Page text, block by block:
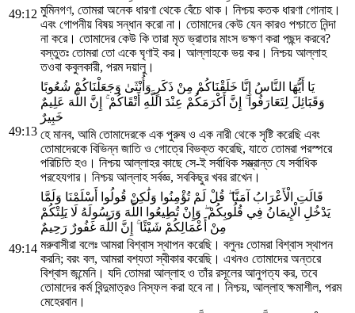
49:12 মুমিনগণ, তোমরা অনেক ধারণা থেকে বেঁচে থাক। নিশ্চয় কতক ধারণা গোনাহ।
এবং গোপনীয় বিষয় সন্ধান করো না। তোমাদের কেউ যেন কারও পশ্চাতে নিন্দা
না করে। তোমাদের কেউ কি তারা মৃত ভ্রাতার মাংস ভক্ষণ করা পছন্দ করবে?
বস্তুতঃ তোমরা তো একে ঘৃণাই কর। আল্লাহকে ভয় কর। নিশ্চয় আল্লাহ
তওবা কবুলকারী, পরম দয়ালু।
49:13
يَا أَيُّهَا النَّاسُ إِنَّا خَلَقْنَاكُمْ مِنْ ذَكَرٍ وَأُنْثَىٰ وَجَعَلْنَاكُمْ شُعُوبًا
وَقَبَائِلَ لِتَعَارَفُوا ۚ إِنَّ أَكْرَمَكُمْ عِنْدَ اللَّهِ أَتْقَاكُمْ ۚ إِنَّ اللَّهَ عَلِيمٌ
خَبِيرٌ
হে মানব, আমি তোমাদেরকে এক পুরুষ ও এক নারী থেকে সৃষ্টি করেছি এবং
তোমাদেরকে বিভিন্ন জাতি ও গোত্রে বিভক্ত করেছি, যাতে তোমরা পরস্পরে
পরিচিতি হও। নিশ্চয় আল্লাহর কাছে সে-ই সর্বাধিক সম্ভ্রান্ত যে সর্বাধিক
পরহেযগার। নিশ্চয় আল্লাহ সর্বজ্ঞ, সবকিছুর খবর রাখেন।
49:14
قَالَتِ الْأَعْرَابُ آمَنَّا ۖ قُلْ لَمْ تُؤْمِنُوا وَلَٰكِنْ قُولُوا أَسْلَمْنَا وَلَمَّا
يَدْخُلِ الْإِيمَانُ فِي قُلُوبِكُمْ ۖ وَإِنْ تُطِيعُوا اللَّهَ وَرَسُولَهُ لَا يَلِتْكُمْ
مِنْ أَعْمَالِكُمْ شَيْئًا ۚ إِنَّ اللَّهَ غَفُورٌ رَحِيمٌ
মরুবাসীরা বলেঃ আমরা বিশ্বাস স্থাপন করেছি। বলুনঃ তোমরা বিশ্বাস স্থাপন
করনি; বরং বল, আমরা বশ্যতা স্বীকার করেছি। এখনও তোমাদের অন্তরে
বিশ্বাস জন্মেনি। যদি তোমরা আল্লাহ ও তাঁর রসূলের আনুগত্য কর, তবে
তোমাদের কর্ম বিন্দুমাত্রও নিস্ফল করা হবে না। নিশ্চয়, আল্লাহ ক্ষমাশীল, পরম
মেহেরবান।